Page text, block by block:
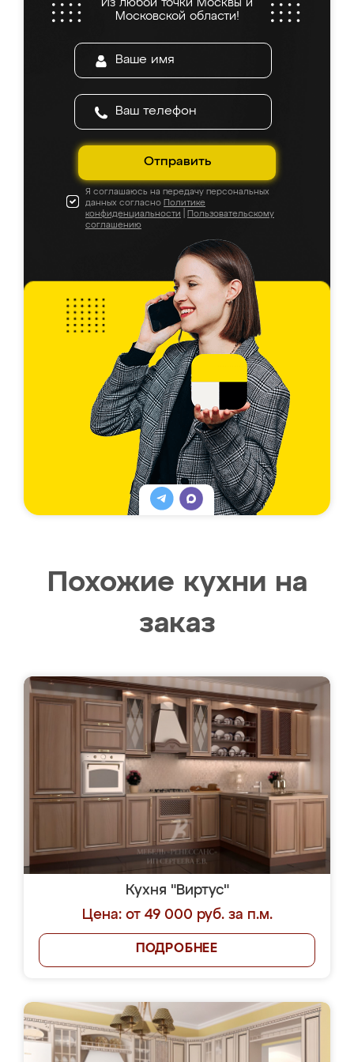
Из любой точки Москвы и
Московской области!
Отправить
Я соглашаюсь на передачу персональных
данных согласно Политике
конфиденциальности
Пользовательскому
соглашению
Похожие кухни на
заказ
Кухня "Виртус"
Цена: от 49 000 руб. за п.м.
ПОДРОБНЕЕ